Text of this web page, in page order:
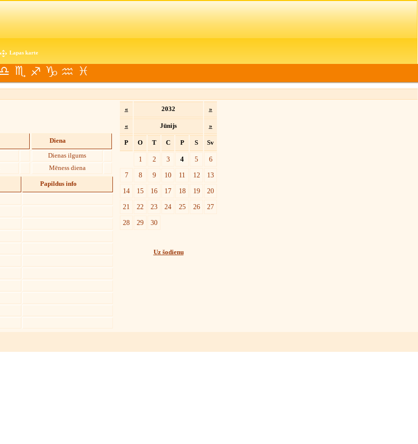
Lapas karte
Diena
Dienas ilgums
Mēness diena
Papildus info
« 2032 »
« Jūnijs »
P O T C P S Sv
1 2 3 4 5
6
7
8 9 10 11 12
13
14
15 16 17 18 19
20
21
22 23 24 25 26
27
28
29 30
Uz šodienu